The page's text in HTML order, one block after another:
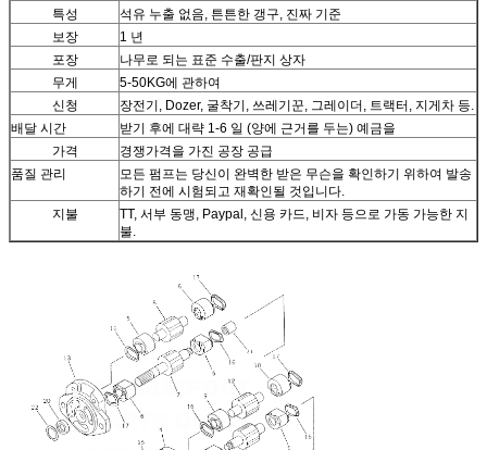
특성
석유 누출 없음, 튼튼한 갱구, 진짜 기준
보장
1 년
포장
나무로 되는 표준 수출/판지 상자
무게
5-50KG에 관하여
신청
장전기, Dozer, 굴착기, 쓰레기꾼, 그레이더, 트랙터, 지게차 등.
배달 시간
받기 후에 대략 1-6 일 (양에 근거를 두는) 예금을
가격
경쟁가격을 가진 공장 공급
품질 관리
모든 펌프는 당신이 완벽한 받은 무슨을 확인하기 위하여 발송
하기 전에 시험되고 재확인될 것입니다.
지불
TT, 서부 동맹, Paypal, 신용 카드, 비자 등으로 가동 가능한 지
불.